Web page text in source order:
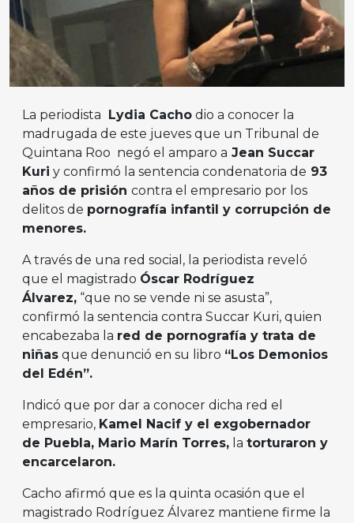
La periodista Lydia Cacho dio a conocer la
madrugada de este jueves que un Tribunal de
Quintana Roo negó el amparo a Jean Succar
Kuri y confirmó la sentencia condenatoria de 93
años de prisión contra el empresario por los
delitos de pornografía infantil y corrupción de
menores.
A través de una red social, la periodista reveló
que el magistrado Óscar Rodríguez
Álvarez, “que no se vende ni se asusta”,
confirmó la sentencia contra Succar Kuri, quien
encabezaba la red de pornografía y trata de
niñas que denunció en su libro “Los Demonios
del Edén”.
Indicó que por dar a conocer dicha red el
empresario, Kamel Nacif y el exgobernador
de Puebla, Mario Marín Torres, la torturaron y
encarcelaron.
Cacho afirmó que es la quinta ocasión que el
magistrado Rodríguez Álvarez mantiene firme la